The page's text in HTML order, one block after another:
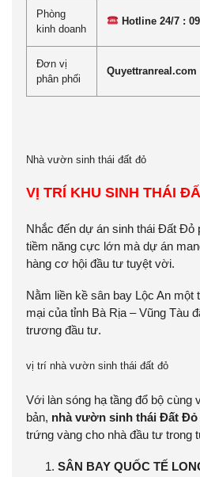
Phòng
kinh doanh
Hotline 24/7 :
Đơn vị
phân phối
Quyettranreal.com
Nhà vườn sinh thái đất đỏ
VỊ TRÍ KHU SINH THÁI
Nhắc đến dự án sinh thái Đất Đỏ
tiềm năng cực lớn mà dự án
hàng cơ hội đầu tư tuyệt vời.
Nằm liền kề sân bay Lộc An
mại của tỉnh Bà Rịa – Vũng Tàu
trương đầu tư.
vị trí nhà vườn sinh thái đất đỏ
Với làn sóng hạ tầng đổ bộ cùng
bản, nhà vườn sinh thái Đất Đỏ
trứng vàng cho nhà đầu tư trong
SÂN BAY QUỐC TẾ